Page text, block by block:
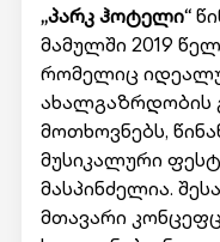
„პარკ ჰოტელი“
მამულში 2019
რომელიც
ახალგაზრდობის
მოთხოვნებს,
მუსიკალური
მასპინძელია.
მთავარი